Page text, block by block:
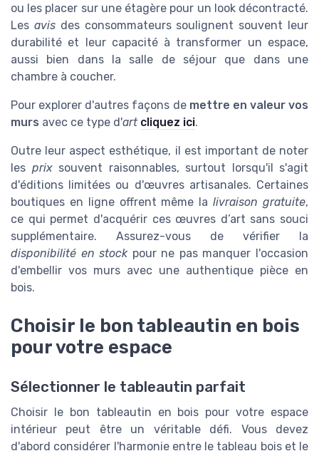
ou les placer sur une étagère pour un look décontracté.
Les avisdes consommateurs soulignent souvent leur
durabilité et leur capacité à transformer un espace,
aussi bien dans la salle de séjour que dans une
chambre à coucher.
Pour explorer d'autres façons de mettre en valeur vos
murs avec ce type d'art cliquez ici.
Outre leur aspect esthétique, il est important de noter
les prixsouvent raisonnables, surtout lorsqu'il s'agit
d'éditions limitées ou d'œuvres artisanales. Certaines
boutiques en ligne offrent même lalivraison gratuite,
ce qui permet d'acquérir ces œuvres d’art sans souci
supplémentaire. Assurez-vous de vérifier la
disponibilité en stockpour ne pas manquer l'occasion
d'embellir vos murs avec une authentique pièce en
bois.
Choisir le bon tableautin en bois
pour votre espace
Sélectionner le tableautin parfait
Choisir le bon tableautin en bois pour votre espace
intérieur peut être un véritable défi. Vous devez
d'abord considérer l'harmonie entre le tableau bois et le